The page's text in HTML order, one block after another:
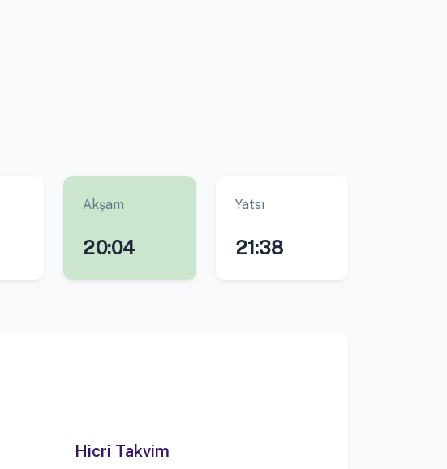
Akşam
20:04
Yatsı
21:38
Hicri Takvim